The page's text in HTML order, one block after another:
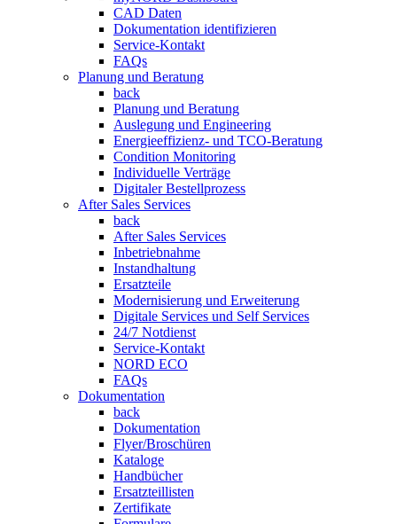
CAD Daten
Dokumentation identifizieren
Service-Kontakt
FAQs
Planung und Beratung
back
Planung und Beratung
Auslegung und Engineering
Energieeffizienz- und TCO-Beratung
Condition Monitoring
Individuelle Verträge
Digitaler Bestellprozess
After Sales Services
back
After Sales Services
Inbetriebnahme
Instandhaltung
Ersatzteile
Modernisierung und Erweiterung
Digitale Services und Self Services
24/7 Notdienst
Service-Kontakt
NORD ECO
FAQs
Dokumentation
back
Dokumentation
Flyer/Broschüren
Kataloge
Handbücher
Ersatzteillisten
Zertifikate